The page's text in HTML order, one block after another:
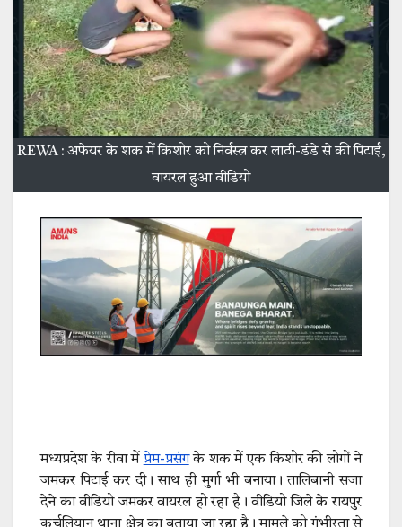
REWA : अफेयर के शक में किशोर को निर्वस्त्र कर लाठी-डंडे से की पिटाई,
वायरल हुआ वीडियो
मध्यप्रदेश के रीवा में प्रेम-प्रसंगके शक में एक किशोर की लोगों ने
जमकर पिटाई कर दी। साथ ही मुर्गा भी बनाया। तालिबानी सजा
देने का वीडियो जमकर वायरल हो रहा है। वीडियो जिले के रायपुर